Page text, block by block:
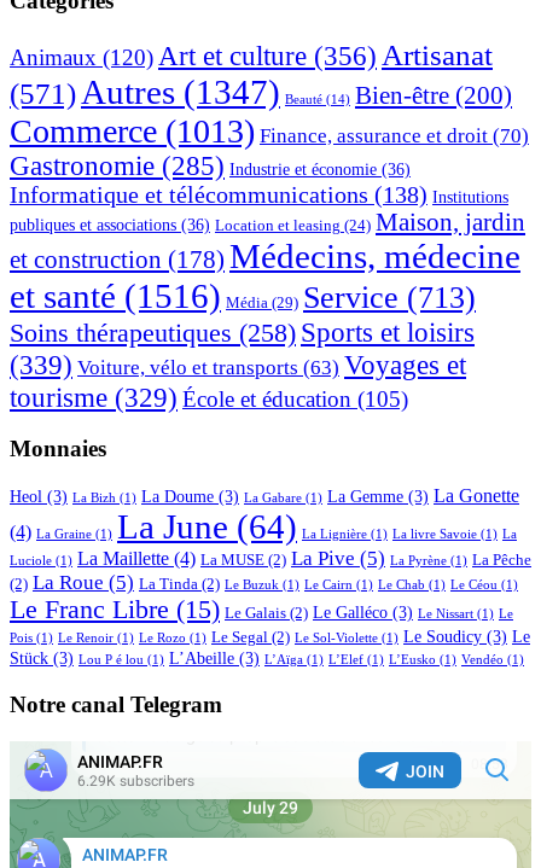
principale
site
Animaux (120) Art et culture (356) Artisanat
(571) Autres (1347) Beauté (14) Bien-être (200)
Commerce (1013) Finance, assurance et droit (70)
Gastronomie (285) Industrie et économie (36)
Informatique et télécommunications (138) Institutions
publiques et associations (36) Location et leasing (24) Maison, jardin
et construction (178) Médecins, médecine
et santé (1516) Média (29) Service (713)
Soins thérapeutiques (258) Sports et loisirs
(339) Voiture, vélo et transports (63) Voyages et
tourisme (329) École et éducation (105)
Monnaies
Heol (3) La Bizh (1) La Doume (3) La Gabare (1) La Gemme (3) La Gonette
(4) La Graine (1) La June (64) La Lignière (1) La livre Savoie (1) La
Luciole (1) La Maillette (4) La MUSE (2) La Pive (5) La Pyrène (1) La Pêche
(2) La Roue (5) La Tinda (2) Le Buzuk (1) Le Cairn (1) Le Chab (1) Le Céou (1)
Le Franc Libre (15) Le Galais (2) Le Galléco (3) Le Nissart (1) Le
Pois (1) Le Renoir (1) Le Rozo (1) Le Segal (2) Le Sol-Violette (1) Le Soudicy (3) Le
Stück (3) Lou P é lou (1) L’Abeille (3) L’Aïga (1) L’Elef (1) L’Eusko (1) Vendéo (1)
Notre canal Telegram